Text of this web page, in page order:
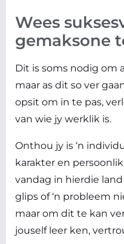
Wees
gemaksone
Dit is soms nodig om
maar as dit so ver
opsit om in te pas,
van wie jy werklik is.
Onthou jy is ‘n
karakter en
vandag in hierdie land
glips of ‘n probleem
maar om dit te kan
jouself leer ken,